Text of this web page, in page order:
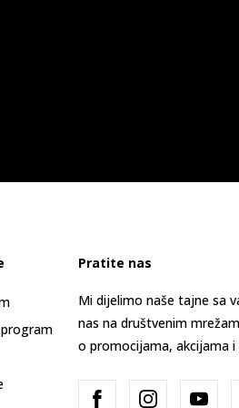
Pratite nas
Mi dijelimo naše tajne sa
nas na društvenim
o promocijama, akcijama